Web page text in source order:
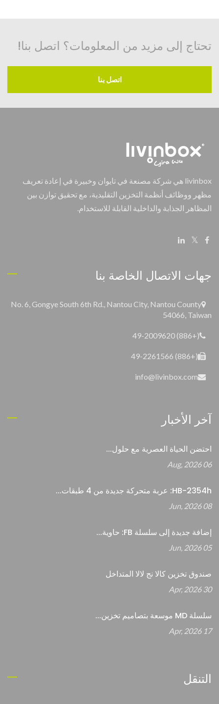
تحتاج إلى مزيد من المعلومات؟ اتصل بنا!
اتصل بنا
livinbox هي شركة مصنعة في تايوان وخبيرة في إعادة تعريف
مظهر ووظائف أنظمة التخزين التقليدية، مع تحقيق توازن بين
المظاهر الجذابة والداخلية القابلة للاستخدام.
جهات الاتصال الخاصة بنا
No. 6, Gongye South 6th Rd., Nantou City, Nantou County
54066, Taiwan
(+886) 49-2009620
(+886) 49-2261566
info@livinbox.com
آخر الأخبار
احتضن الحياة العصرية مع حلول...
06 Aug, 2026
HB-2354h: عربة متحركة جديدة من 4 طبقات...
08 Jun, 2026
إضافة جديدة إلى سلسلة FB: حاوية...
05 Jun, 2026
صندوق تخزين كالا نج لالا المتداخل
30 Apr, 2026
سلسلة MD موسعة بتصاميم تخزين...
17 Apr, 2026
التنقل